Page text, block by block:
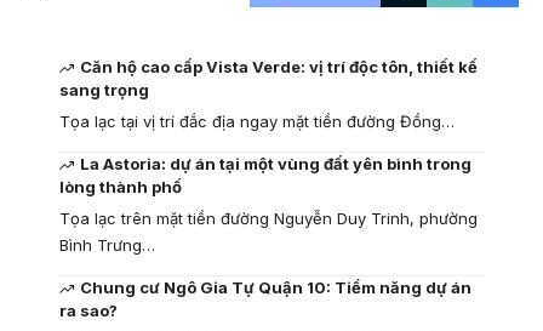
Căn hộ cao cấp Vista Verde: vị trí độc tôn, thiết kế
sang trọng
Tọa lạc tại vị trí đắc địa ngay mặt tiền đường Đồng…
La Astoria: dự án tại một vùng đất yên bình trong
lòng thành phố
Tọa lạc trên mặt tiền đường Nguyễn Duy Trinh, phường
Bình Trưng…
Chung cư Ngô Gia Tự Quận 10: Tiềm năng dự án
ra sao?